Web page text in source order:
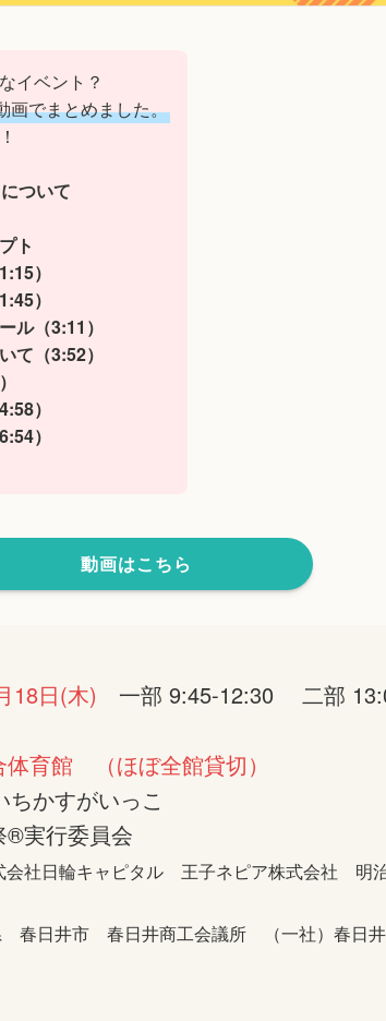
イベント？
画でまとめました。
ついて
プト
1:15）
1:45）
ル（3:11）
て（3:52）
）
4:58）
6:54）
動画はこちら
18日(木) 一部 9:45-12:30 二部
育館 （ほぼ全館貸切）
かすがいっこ
®実行委員会
会社日輪キャピタル 王子ネピア株式会社 明
春日井市 春日井商工会議所 （一社）春日井